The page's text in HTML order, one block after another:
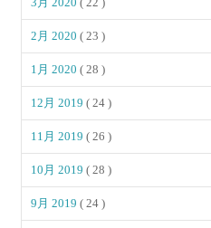
2月 2020( 23 )
1月 2020( 28 )
12月 2019( 24 )
11月 2019( 26 )
10月 2019( 28 )
9月 2019( 24 )